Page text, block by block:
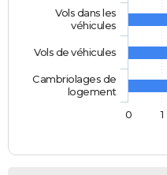
Vols dans les
véhicules
Vols de véhicules
Cambriolages de
logement
0
1